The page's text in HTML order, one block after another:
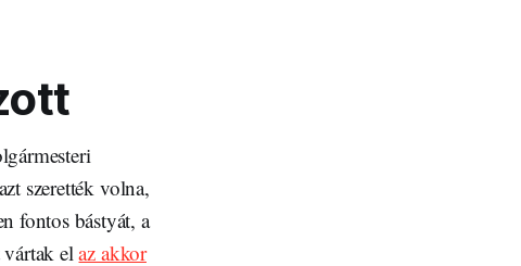
szerették volna,
fontos bástyát, a
vártak elaz akkor